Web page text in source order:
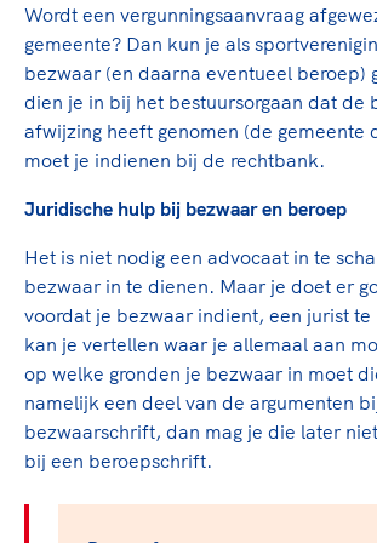
Sportonderzoek
Sportakkoord II
Game Changer
TeamNL kids
Nieuwspagina
Columns
Veilige en integere sport
Diversiteit en inclusie
Gezonde sportomgeving
Duurzaamheid
Bekwaam sportkader
Sportmatch
Clubacties
Handboek Wet- en Regelgeving
Opleidingen en trainingen
High5 Stappenplan
Ruimte voor sport
TeamNL Academie Kalender
Kennisaanbod TeamNL Experts
TeamNL Sport Science Centre
Olympische Spelen LA28
Paralympische Spelen LA28
Europese Spelen Istanbul 2027
Topsportbeleid
Topsportfinanciering
Maatschappelijke waarde topsport
Top teamsportcompetities
Wordt een vergunningsaanvraag
gemeente? Dan kun je als
bezwaar (en daarna eventueel beroep)
dien je in bij het bestuursorgaan dat de
afwijzing heeft genomen (de gemeente
moet je indienen bij de rechtbank.
Juridische hulp bij bezwaar en beroep
Het is niet nodig een advocaat in te
bezwaar in te dienen. Maar je doet er
voordat je bezwaar indient, een jurist
kan je vertellen waar je allemaal aan
op welke gronden je bezwaar in moet
namelijk een deel van de argumenten
bezwaarschrift, dan mag je die later
bij een beroepschrift.